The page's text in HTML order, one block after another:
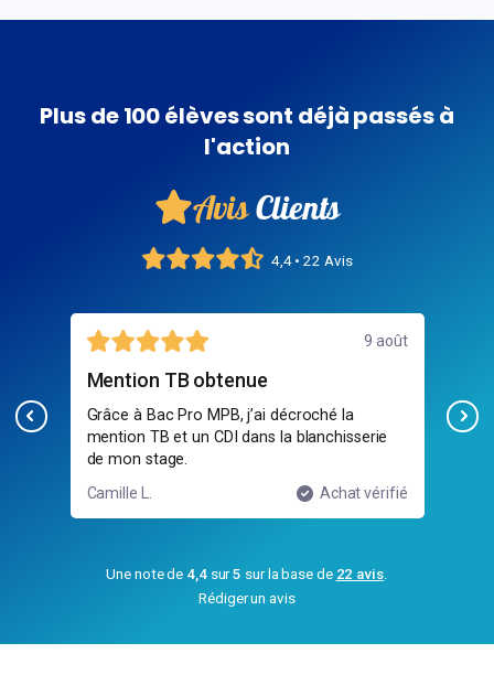
Plus de 100 élèves sont déjà passés à
l'action
AvisClients
4,4 • 22 Avis
9 août
Mention TB obtenue
Grâce à Bac Pro MPB, j’ai décroché la
mention TB et un CDI dans la blanchisserie
de mon stage.
Camille L. Achat vérifié
de
Une note de 4,4sur5 sur la base de 22 avis.
Rédiger un avis